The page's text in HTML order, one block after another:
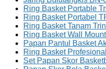
Ring Basket Portable
Ring Basket Portabel
Ring Basket Tanam
Ring Basket Wall
Papan Pantul Basket
Ring Basket
Set Papan Skor